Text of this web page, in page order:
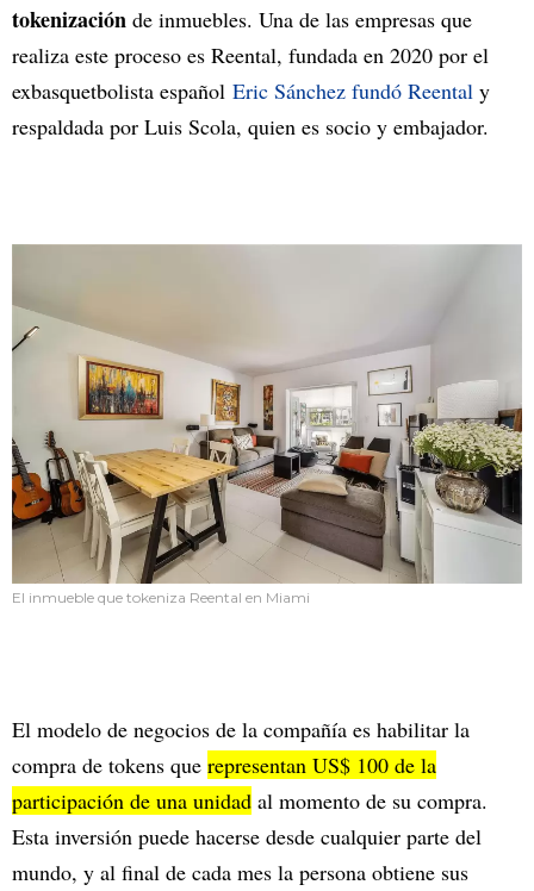
tokenización de inmuebles. Una de las empresas que
realiza este proceso es Reental, fundada en 2020 por el
exbasquetbolista español Eric Sánchez fundó Reental y
respaldada por Luis Scola, quien es socio y embajador.
El inmueble que tokeniza Reental en Miami
El modelo de negocios de la compañía es habilitar la
compra de tokens que representan US$ 100 de la
participación de una unidad al momento de su compra.
Esta inversión puede hacerse desde cualquier parte del
mundo, y al final de cada mes la persona obtiene sus